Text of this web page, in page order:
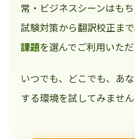
常・ビジネスシーンはも
試験対策から翻訳校正まで
課題を選んでご利用いただ
いつでも、どこでも、あ
する環境を試してみませ